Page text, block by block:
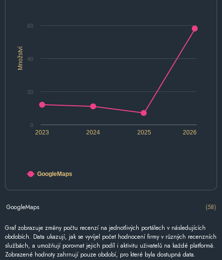
Množství
2024 2026
2023 2025
0
20
40
60
GoogleMaps
GoogleMaps (58)
Graf zobrazuje změny počtu recenzí na jednotlivých portálech v následujících
obdobích. Data ukazují, jak se vyvíjel počet hodnocení firmy v různých recenzních
službách, a umožňují porovnat jejich podíl i aktivitu uživatelů na každé platformě.
Zobrazené hodnoty zahrnují pouze období, pro které byla dostupná data.